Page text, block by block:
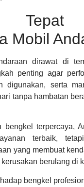
Tepat
Mobil
dirawat di
penting agar
digunakan, serta
tanpa hambatan
bengkel terpercaya,
terbaik,
yang membuat
berulang di
bengkel